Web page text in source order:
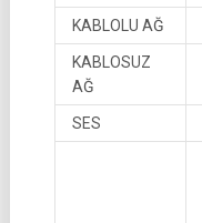
KABLOLU AĞ
KABLOSUZ
AĞ
SES